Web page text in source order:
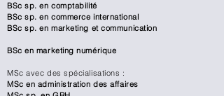
BSc sp. en comptabilité
BSc sp. en commerce international
BSc sp. en marketing et communication
BSc en marketing numérique
​MSc avec des spécialisations :
MSc en administration des affaires